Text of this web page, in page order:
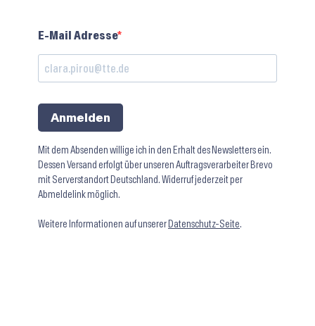
E-Mail Adresse
Anmelden
Mit dem Absenden willige ich in den Erhalt des Newsletters ein.
Dessen Versand erfolgt über unseren Auftragsverarbeiter Brevo
mit Serverstandort Deutschland. Widerruf jederzeit per
Abmeldelink möglich.
Weitere Informationen auf unserer Datenschutz-Seite.